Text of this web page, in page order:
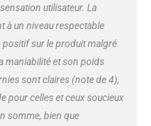
à utiliser à la maison
service client de qualité,
pas à nous contacter si
des questions. 𝟐
𝐩𝐨𝐮𝐫
pulsée dispose d'un
(flash
utilisateur. La
à un niveau respectable
sur le produit malgré
maniabilité et son poids
sont claires (note de 4),
pour celles et ceux soucieux
somme, bien que